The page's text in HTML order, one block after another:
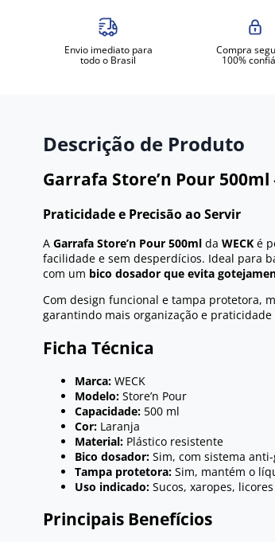
Envio imediato para
todo o Brasil
Compra
100%
Descrição de Produto
Garrafa Store’n Pour 500ml
Praticidade e Precisão ao Servir
A Garrafa Store’n Pour 500ml da WECK é
facilidade e sem desperdícios. Ideal para
com um bico dosador que evita
Com design funcional e tampa protetora,
garantindo mais organização e praticidade
Ficha Técnica
Marca: WECK
Modelo: Store’n Pour
Capacidade: 500 ml
Cor: Laranja
Material: Plástico resistente
Bico dosador: Sim, com sistema
Tampa protetora: Sim, mantém o
Uso indicado: Sucos, xaropes,
Principais Benefícios